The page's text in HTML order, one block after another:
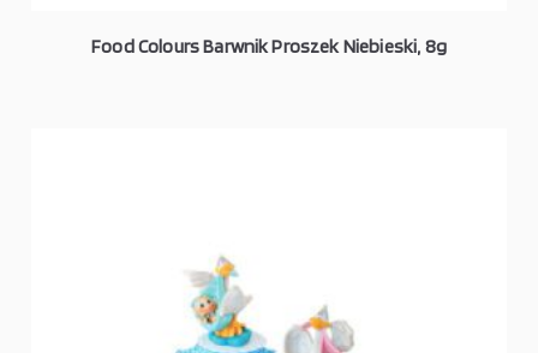
Food Colours Barwnik Proszek Niebieski, 8g